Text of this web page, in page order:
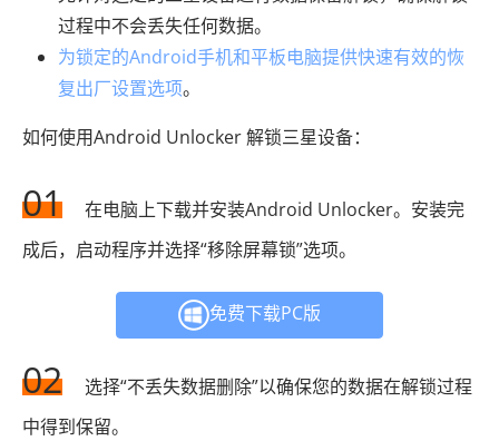
过程中不会丢失任何数据。
为锁定的Android手机和平板电脑提供快速有效的恢
复出厂设置选项。
如何使用Android Unlocker 解锁三星设备：
01
在电脑上下载并安装Android Unlocker。安装完
成后，启动程序并选择“移除屏幕锁”选项。
免费下载PC版
02
选择“不丢失数据删除”以确保您的数据在解锁过程
中得到保留。